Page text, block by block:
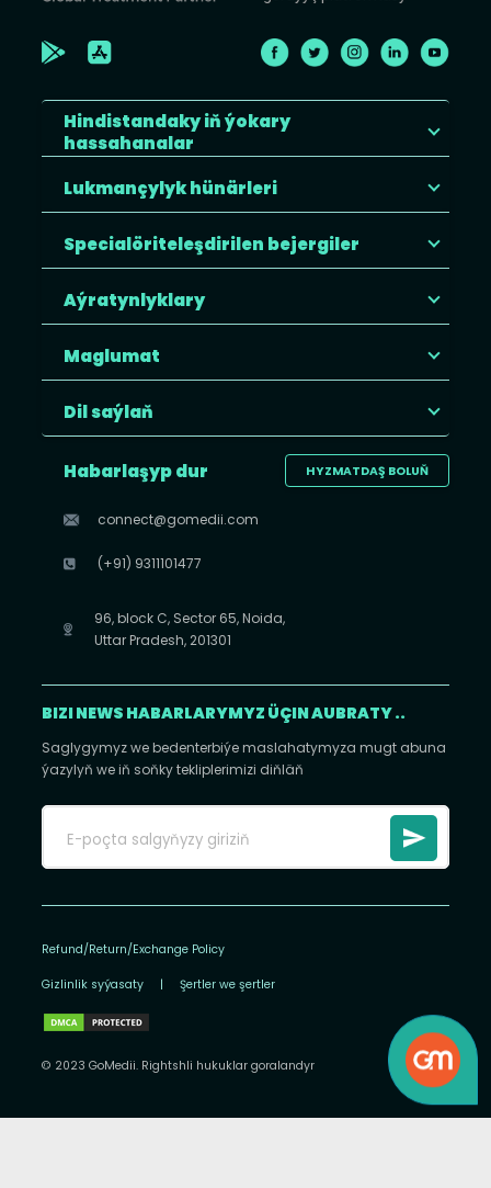
Hindistandaky iň ýokary
hassahanalar
Lukmançylyk hünärleri
Specialöriteleşdirilen bejergiler
Aýratynlyklary
Maglumat
Dil saýlaň
HYZMATDAŞ BOLUŇ
Habarlaşyp dur
connect@gomedii.com
(+91) 9311101477
96, block C, Sector 65, Noida,
Uttar Pradesh, 201301
BIZI NEWS HABARLARYMYZ ÜÇIN AUBRATY ..
Saglygymyz we bedenterbiýe maslahatymyza mugt abuna
ýazylyň we iň soňky tekliplerimizi diňläň
Refund/Return/Exchange Policy
Gizlinlik syýasaty | Şertler we şertler
© 2023 GoMedii. Rightshli hukuklar goralandyr